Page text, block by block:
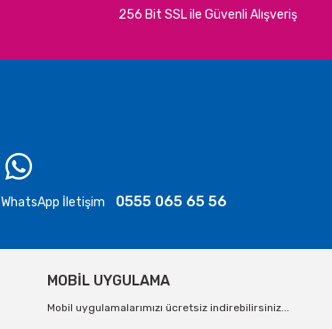
256 Bit SSL ile Güvenli Alışveriş
WhatsApp İletişim 0555 065 65 56
MOBİL UYGULAMA
Mobil uygulamalarımızı ücretsiz indirebilirsiniz...